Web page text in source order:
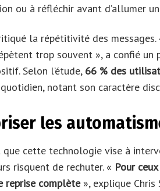
ou à réfléchir avant d’allumer
la répétitivité des
trop souvent », a confié un
Selon l’étude, 66 % des
notant son caractère
les
que cette technologie vise à
risquent de rechuter. « Pour
reprise complète», explique Chris